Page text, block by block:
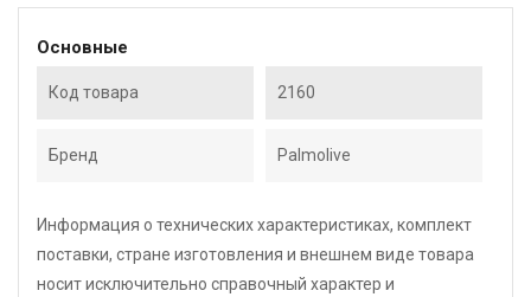
Основные
Код товара 2160
Бренд Palmolive
Информация о технических характеристиках, комплект
поставки, стране изготовления и внешнем виде товара
носит исключительно справочный характер и